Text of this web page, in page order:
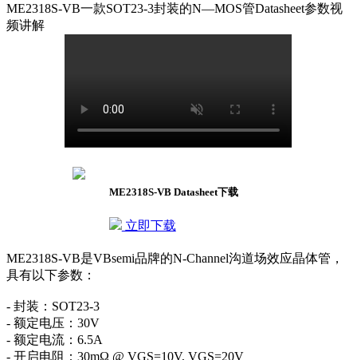
ME2318S-VB一款SOT23-3封装的N—MOS管Datasheet参数视
频讲解
ME2318S-VB Datasheet下载
立即下载
ME2318S-VB是VBsemi品牌的N-Channel沟道场效应晶体管，
具有以下参数：
- 封装：SOT23-3
- 额定电压：30V
- 额定电流：6.5A
- 开启电阻：30mΩ @ VGS=10V, VGS=20V